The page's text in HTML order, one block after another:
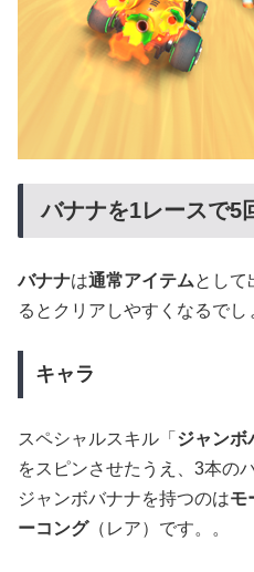
バナナを1レースで5
バナナは通常アイテムとして
るとクリアしやすくなるでし
キャラ
スペシャルスキル「 ジャンボ
をスピンさせたうえ、3本の
ジャンボバナナを持つのはモ
ーコング（レア）です。。